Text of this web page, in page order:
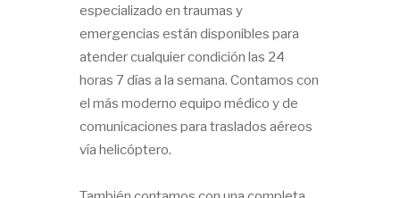
especializado en traumas y
emergencias están disponibles para
atender cualquier condición las 24
horas 7 días a la semana. Contamos con
el más moderno equipo médico y de
comunicaciones para traslados aéreos
vía helicóptero.